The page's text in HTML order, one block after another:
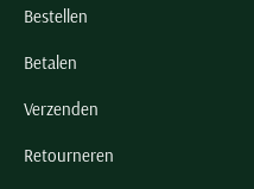
Bestellen
Betalen
Verzenden
Retourneren